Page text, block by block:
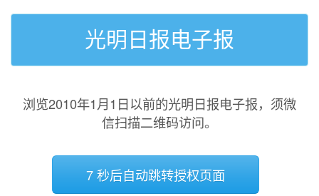
光明日报电子报
浏览2010年1月1日以前的光明日报电子报，须微
信扫描二维码访问。
7 秒后自动跳转授权页面